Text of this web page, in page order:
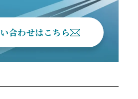
合わせはこちら